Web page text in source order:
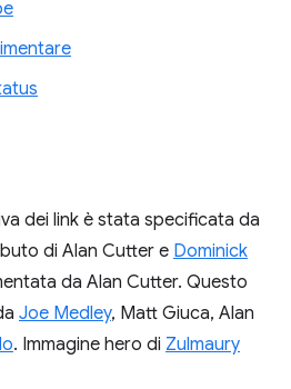
dei link è stata specificata da
di Alan Cutter e Dominick
da Alan Cutter. Questo
Joe Medley, Matt Giuca, Alan
. Immagine hero di Zulmaury